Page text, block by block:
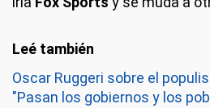
Oscar Ruggeri sobre el
"Pasan los gobiernos y los